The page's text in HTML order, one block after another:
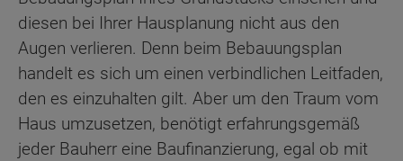
diesen bei Ihrer Hausplanung nicht aus den
Augen verlieren. Denn beim Bebauungsplan
handelt es sich um einen verbindlichen Leitfaden,
den es einzuhalten gilt. Aber um den Traum vom
Haus umzusetzen, benötigt erfahrungsgemäß
jeder Bauherr eine Baufinanzierung, egal ob mit